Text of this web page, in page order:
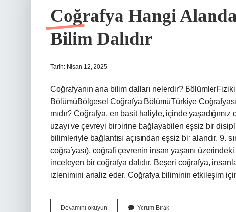
Coğrafya Hangi
Bilim Dalıdır
Tarih: Nisan 12, 2025
Coğrafyanın ana bilim dalları nelerdir?
BölümüBölgesel Coğrafya BölümüTürkiye
mıdır? Coğrafya, en basit haliyle, içinde
uzayı ve çevreyi birbirine bağlayabilen eşsiz bir
bilimleriyle bağlantısı açısından eşsiz bir alandır. 9.
coğrafyası), coğrafi çevrenin insan yaşamı
inceleyen bir coğrafya dalıdır. Beşeri coğrafya,
izlenimini analiz eder. Coğrafya biliminin etkileşim
Devamını okuyun Coğrafya
Yorum Bırak